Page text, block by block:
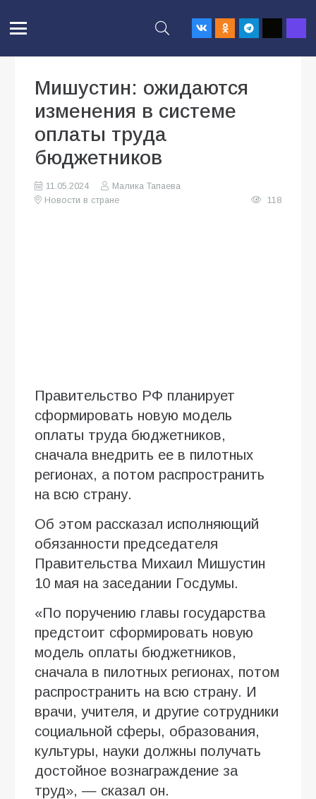
Мишустин: ожидаются
изменения в системе
оплаты труда
бюджетников
11.05.2024
Малика Тапаева
Новости в стране
118
Правительство РФ планирует
сформировать новую модель
оплаты труда бюджетников,
сначала внедрить ее в пилотных
регионах, а потом распространить
на всю страну.
Об этом рассказал исполняющий
обязанности председателя
Правительства Михаил Мишустин
10 мая на заседании Госдумы.
«По поручению главы государства
предстоит сформировать новую
модель оплаты бюджетников,
сначала в пилотных регионах, потом
распространить на всю страну. И
врачи, учителя, и другие сотрудники
социальной сферы, образования,
культуры, науки должны получать
достойное вознаграждение за
труд», — сказал он.